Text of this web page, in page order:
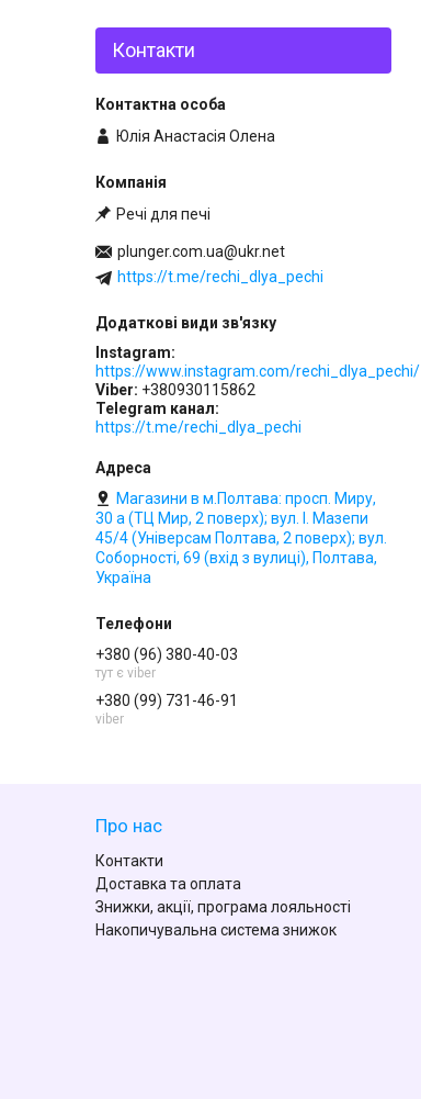
Контакти
Юлія Анастасія Олена
Речі для печі
plunger.com.ua@ukr.net
https://t.me/rechi_dlya_pechi
Instagram
https://www.instagram.com/rechi_dlya_pechi/
Viber +380930115862
Telegram канал
https://t.me/rechi_dlya_pechi
Магазини в м.Полтава: просп. Миру,
30 а (ТЦ Мир, 2 поверх); вул. І. Мазепи
45/4 (Універсам Полтава, 2 поверх); вул.
Соборності, 69 (вхід з вулиці), Полтава,
Україна
+380 (96) 380-40-03
тут є viber
+380 (99) 731-46-91
viber
Про нас
Контакти
Доставка та оплата
Знижки, акції, програма лояльності
Накопичувальна система знижок